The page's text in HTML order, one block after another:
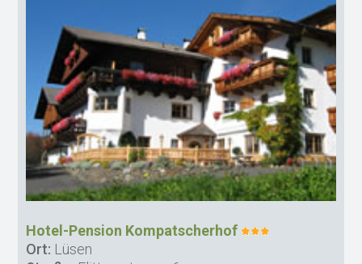
Hotel-Pension Kompatscherhof
Ort: Lüsen